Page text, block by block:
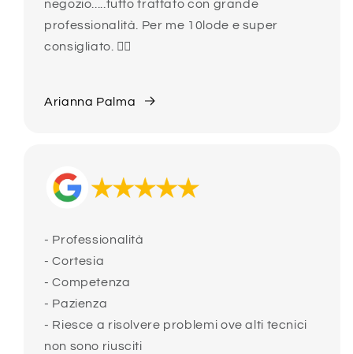
negozio.....tutto trattato con grande
professionalità. Per me 10lode e super
consigliato. 👍🏻
Arianna Palma
- Professionalità
- Cortesia
- Competenza
- Pazienza
- Riesce a risolvere problemi ove alti tecnici
non sono riusciti